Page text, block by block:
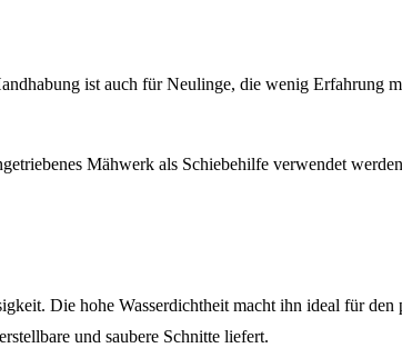
ist auch für Neulinge, die wenig Erfahrung
Mähwerk als Schiebehilfe verwendet
Die hohe Wasserdichtheit macht ihn ideal für
und saubere Schnitte liefert.